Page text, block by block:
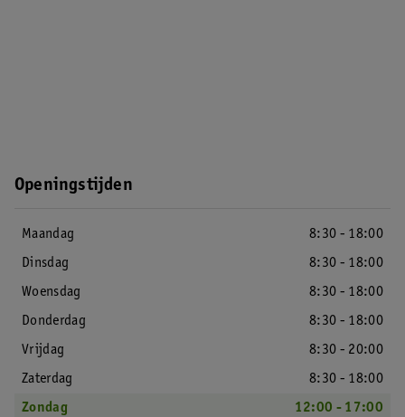
Openingstijden
Maandag
8:30 - 18:00
Dinsdag
8:30 - 18:00
Woensdag
8:30 - 18:00
Donderdag
8:30 - 18:00
Vrijdag
8:30 - 20:00
Zaterdag
8:30 - 18:00
Zondag
12:00 - 17:00